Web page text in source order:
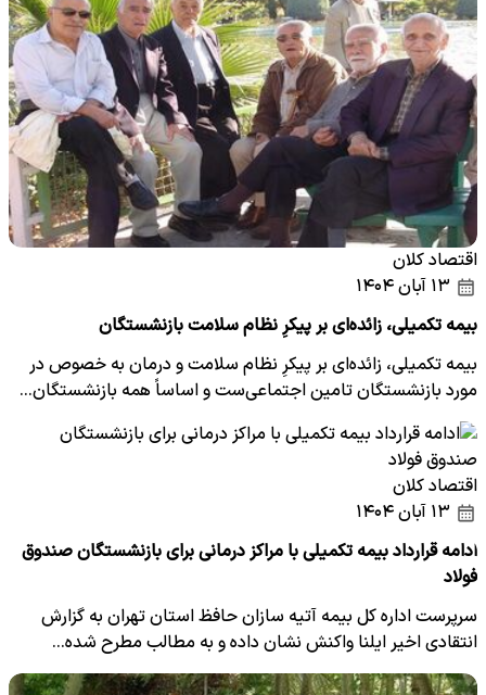
اقتصاد کلان
بیمه تکمیلی، زائده‌ای بر پیکرِ نظام سلامت بازنشستگان
بیمه تکمیلی، زائده‌ای بر پیکرِ نظام سلامت و درمان به خصوص در
مورد بازنشستگان تامین اجتماعی‌ست و اساساً همه بازنشستگان…
اقتصاد کلان
ادامه قرارداد بیمه تکمیلی با مراکز درمانی برای بازنشستگان صندوق
فولاد
سرپرست اداره کل بیمه آتیه سازان حافظ استان تهران به گزارش
انتقادی اخیر ایلنا واکنش نشان داده و به مطالب مطرح شده…